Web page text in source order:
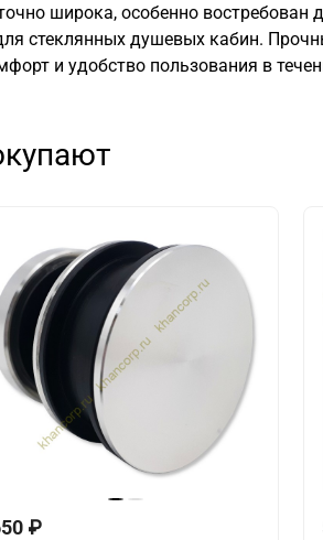
широка, особенно
стеклянных душевых кабин.
и удобство пользования в
₽